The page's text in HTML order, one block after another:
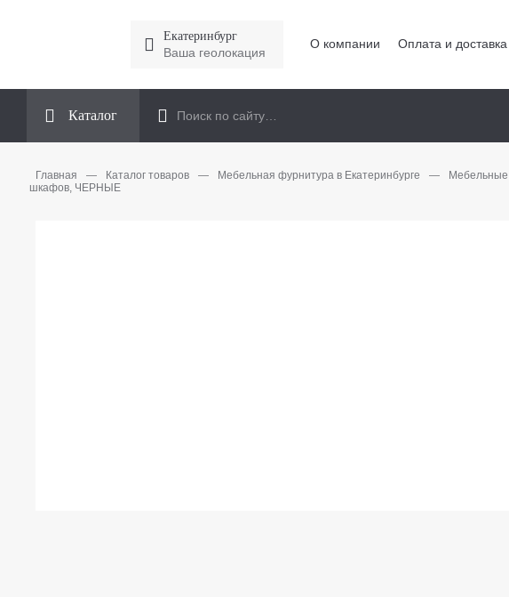
Екатеринбург
Ваша геолокация
О компании Оплата и доставка
Каталог
Главная — Каталог товаров — Мебельная фурнитура в Екатеринбурге — Мебельные
шкафов, ЧЕРНЫЕ